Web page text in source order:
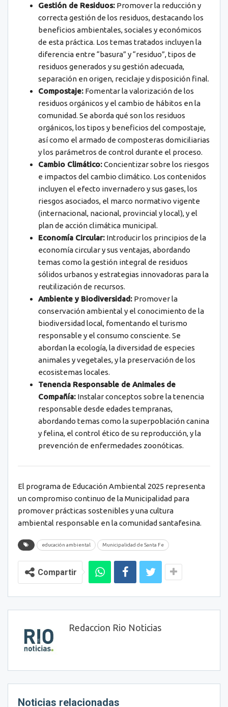
Gestión de Residuos: Promover la reducción y
correcta gestión de los residuos, destacando los
beneficios ambientales, sociales y económicos
de esta práctica. Los temas tratados incluyen la
diferencia entre “basura” y “residuo”, tipos de
residuos generados y su gestión adecuada,
separación en origen, reciclaje y disposición final.
Compostaje: Fomentar la valorización de los
residuos orgánicos y el cambio de hábitos en la
comunidad. Se aborda qué son los residuos
orgánicos, los tipos y beneficios del compostaje,
así como el armado de composteras domiciliarias
y los parámetros de control durante el proceso.
Cambio Climático:Concientizar sobre los riesgos
e impactos del cambio climático. Los contenidos
incluyen el efecto invernadero y sus gases, los
riesgos asociados, el marco normativo vigente
(internacional, nacional, provincial y local), y el
plan de acción climática municipal.
Economía Circular: Introducir los principios de la
economía circular y sus ventajas, abordando
temas como la gestión integral de residuos
sólidos urbanos y estrategias innovadoras para la
reutilización de recursos.
Ambiente y Biodiversidad: Promover la
conservación ambiental y el conocimiento de la
biodiversidad local, fomentando el turismo
responsable y el consumo consciente. Se
abordan la ecología, la diversidad de especies
animales y vegetales, y la preservación de los
ecosistemas locales.
Tenencia Responsable de Animales de
Compañía: Instalar conceptos sobre la tenencia
responsable desde edades tempranas,
abordando temas como la superpoblación canina
y felina, el control ético de su reproducción, y la
prevención de enfermedades zoonóticas.
El programa de Educación Ambiental 2025 representa
un compromiso continuo de la Municipalidad para
promover prácticas sostenibles y una cultura
ambiental responsable en la comunidad santafesina.
educación ambiental Municipalidad de Santa Fe
Compartir
Redaccion Rio Noticias
Noticias relacionadas